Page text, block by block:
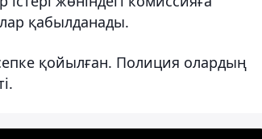
қабылданады.
қойылған. Полиция олардың